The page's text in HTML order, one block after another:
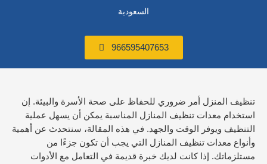
السعودية
966595407653
تنظيف المنزل أمر ضروري للحفاظ على صحة الأسرة والبيئة. إن
استخدام معدات تنظيف المنازل المناسبة يمكن أن يسهل عملية
التنظيف ويوفر الوقت والجهد. في هذه المقالة، سنتحدث عن أهمية
وأنواع معدات تنظيف المنازل التي يجب أن تكون جزءًا من
مستلزماتك. إذا كانت لديك خبرة قديمة في التعامل مع الأدوات